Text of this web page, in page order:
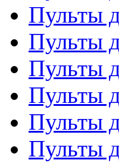
Пульты
Пульты
Пульты
Пульты
Пульты
Пульты